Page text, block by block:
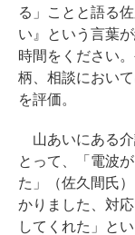
る」ことと語る
い』という言葉
時間をください
柄、相談におい
を評価。
山あいにある介
とって、「電波
た」（佐久間氏
かりました、対
してくれた」とい